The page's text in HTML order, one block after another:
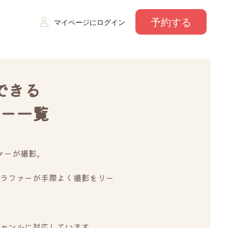
マイページにログイン 予約する
きる
一覧
が撮影。
ファーが手際よく撮影をリー